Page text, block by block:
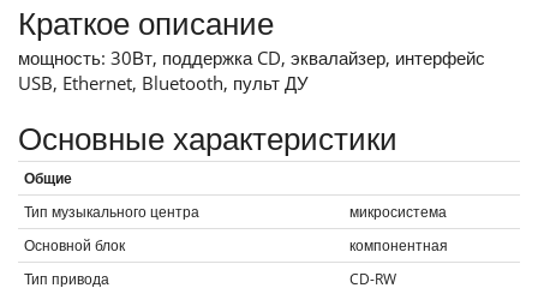
Краткое описание
мощность: 30Вт, поддержка CD, эквалайзер, интерфейс
USB, Ethernet, Bluetooth, пульт ДУ
Основные характеристики
Общие
Тип музыкального центра
микросистема
Основной блок
компонентная
Тип привода
CD-RW